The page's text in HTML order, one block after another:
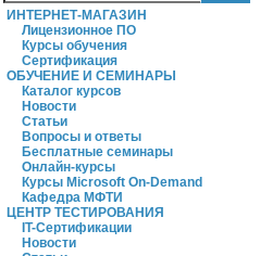
ИНТЕРНЕТ-МАГАЗИН
Лицензионное ПО
Курсы обучения
Сертификация
ОБУЧЕНИЕ И СЕМИНАРЫ
Каталог курсов
Новости
Статьи
Вопросы и ответы
Бесплатные семинары
Онлайн-курсы
Курсы Microsoft On-Demand
Кафедра МФТИ
ЦЕНТР ТЕСТИРОВАНИЯ
IT-Сертификации
Новости